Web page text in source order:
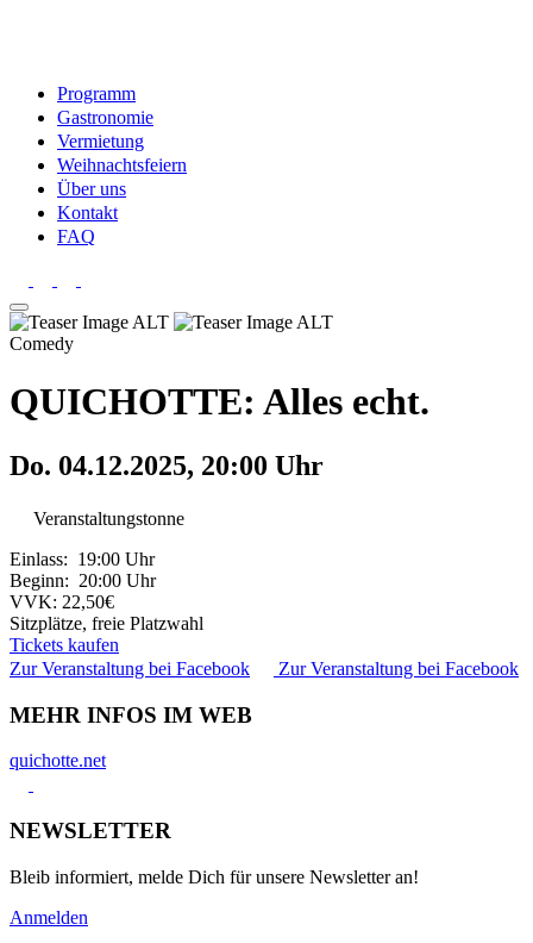
Programm
Gastronomie
Vermietung
Weihnachtsfeiern
Über uns
Kontakt
FAQ
Comedy
QUICHOTTE: Alles echt.
Do. 04.12.2025, 20:00 Uhr
Veranstaltungstonne
Einlass: 19:00 Uhr
Beginn: 20:00 Uhr
VVK: 22,50€
Sitzplätze, freie Platzwahl
Tickets kaufen
Zur Veranstaltung bei Facebook
Zur Veranstaltung bei Facebook
MEHR INFOS IM WEB
quichotte.net
NEWSLETTER
Bleib informiert, melde Dich für unsere Newsletter an!
Anmelden